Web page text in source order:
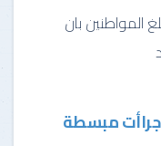
المواطنين بان
مبسطة